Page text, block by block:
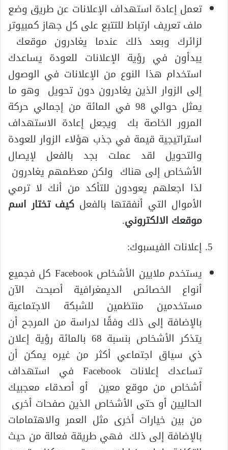
تعمل إعادة استهداف الإعلانات عن طريق وضع
ملف تعريف ارتباط للتتبع على كل جهاز كمبيوتر
لزائرك وبعد ذلك عندما يغادرون موقعك
يبدأون في رؤية الإعلانات للعودة يساعدك
استخدام هذا النوع من الإعلانات في الوصول
إلى الزوار الذين يغادرون دون تحويل وهو ما
يمثل حوالي 98 في المائة من إجمالي حركة
المرور الخاصة بك ويجعل إعادة الاستهداف
استراتيجية قيمة في جذب هؤلاء الزوار للعودة
والتحويل لقد عملت بجد بالفعل لإيصال
الأشخاص إلى هناك ولكن معظمهم يغادرون
لذا اجعلهم يعودون للتأكد من أنك لا ترمي
الأموال التي أنفقتها بالفعل كيف تختار اسم
موقعك الالكتروني.
إعلانات الفيسبوك:
يستخدم ملايين الأشخاص Facebook كل فجميع
أنواع الخصائص الديمغرافية أصبحت الآن
مستخدمين منتظمين للشبكة الاجتماعية
بالإضافة إلى ذلك وفقًا لدراسة من المرجح أن
يتذكر الأشخاص بنسبة 68 بالمائة رؤية إعلان
ذي سياق اجتماعي أكثر من غيره يمكن أن
تساعدك إعلانات Facebook في استهداف
أشخاص من موقع معين أو أصدقاء معجبيك
الحاليين أو حتى الأشخاص الذين صفحات أخرى
من بين خيارات أخرى مثل العمر والاهتمامات
بالإضافة إلى ذلك فهي طريقة فعالة من حيث